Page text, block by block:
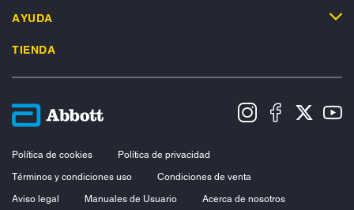
AYUDA
TIENDA
Política de cookies
Política de privacidad
Términos y condiciones uso
Condiciones de venta
Aviso legal
Manuales de Usuario
Acerca de nosotros